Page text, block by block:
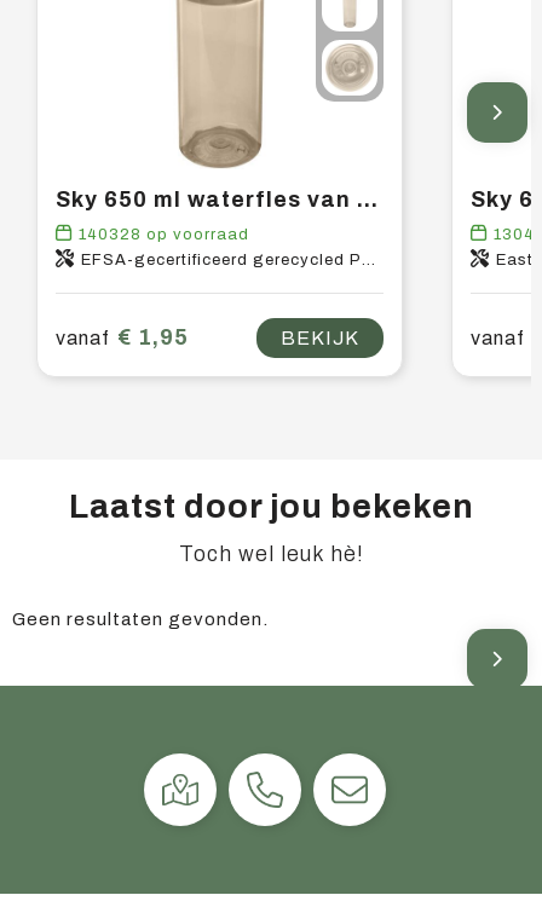
Sky 650 ml waterfles van gerecycled plastic
140328 op voorraad
EFSA-gecertificeerd gerecycled PET-kunststof, PP-kunststof
vanaf € 1,95 BEKIJK vanaf
Laatst door jou bekeken
Toch wel leuk hè!
Geen resultaten gevonden.